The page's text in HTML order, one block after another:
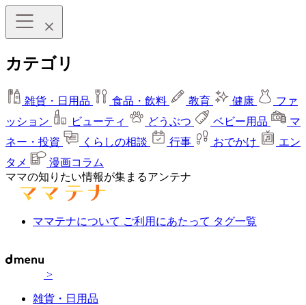
カテゴリ
雑貨・日用品 食品・飲料 教育 健康
ファ
ッション
ビューティ どうぶつ ベビー用品
マ
ネー・投資
くらしの相談 行事 おでかけ
エン
タメ
漫画コラム
ママの知りたい情報が集まるアンテナ
ママテナについて ご利用にあたって タグ一覧
>
雑貨・日用品